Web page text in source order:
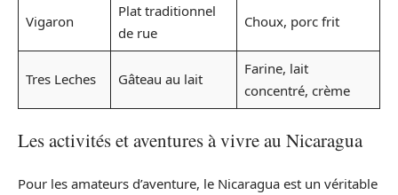
Vigaron
Plat traditionnel
de rue
Choux, porc frit
Tres Leches Gâteau au lait
Farine, lait
concentré, crème
Les activités et aventures à vivre au Nicaragua
Pour les amateurs d’aventure, le Nicaragua est un véritable